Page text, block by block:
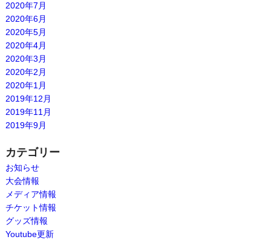
2020年7月
2020年6月
2020年5月
2020年4月
2020年3月
2020年2月
2020年1月
2019年12月
2019年11月
2019年9月
カテゴリー
お知らせ
大会情報
メディア情報
チケット情報
グッズ情報
Youtube更新